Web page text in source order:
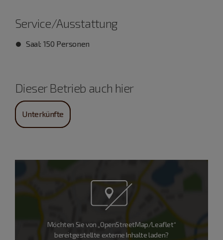
Service/Ausstattung
Saal: 150 Personen
Dieser Betrieb auch hier
Unterkünfte
Möchten Sie von „OpenStreetMap/Leaflet“
bereitgestellte externe Inhalte laden?